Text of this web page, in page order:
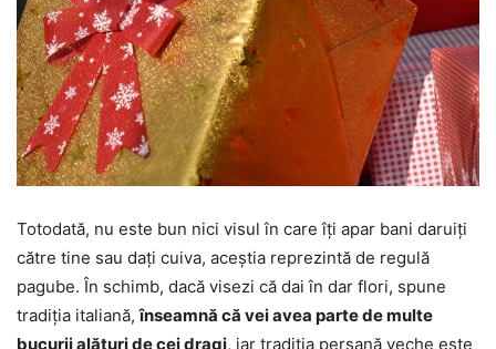
Totodată, nu este bun nici visul în care îți apar bani daruiți
către tine sau dați cuiva, aceștia reprezintă de regulă
pagube. În schimb, dacă visezi că dai în dar flori, spune
tradiția italiană,înseamnă că vei avea parte de multe
bucurii alături de cei dragi, iar tradiția persană veche este